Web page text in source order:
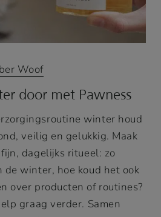
Woof
door met Pawness
winter houd
veilig en gelukkig. Maak
dagelijks ritueel: zo
de winter, hoe koud het ook
over producten of routines?
graag verder. Samen